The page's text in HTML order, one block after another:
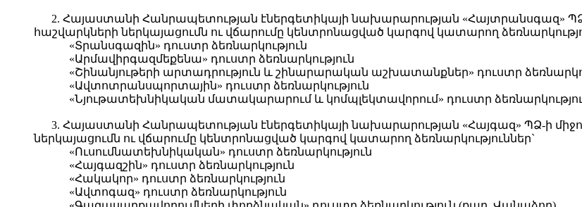
2. Հայաստանի Հանրապետության էներգետիկայի նախարարության «Հայտրանսգազ»
հաշվարկների ներկայացումն ու վճարումը կենտրոնացված կարգով կատարող
«Տրանսգազին» դուստր ձեռնարկություն
«Արմավիրգազմեքենա» դուստր ձեռնարկություն
«Շինանյութերի արտադրություն և շինարարական աշխատանքներ» դուստր
«Ավտոտրանսպորտային» դուստր ձեռնարկություն
«Նյութատեխնիկական մատակարարում և կոմպլեկտավորում» դուստր
3. Հայաստանի Հանրապետության էներգետիկայի նախարարության «Հայգազ» ՊՁ-ի
ներկայացումն ու վճարումը կենտրոնացված կարգով կատարող ձեռնարկություններ`
«Ուսումնատեխնիկական» դուստր ձեռնարկություն
«Հայգազշին» դուստր ձեռնարկություն
«Հակակոր» դուստր ձեռնարկություն
«Ավտոգազ» դուստր ձեռնարկություն